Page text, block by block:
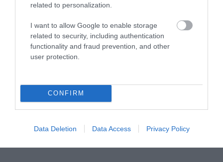
related to personalization.
I want to allow Google to enable storage
related to security, including authentication
functionality and fraud prevention, and other
user protection.
CONFIRM
Data Deletion Data Access Privacy Policy